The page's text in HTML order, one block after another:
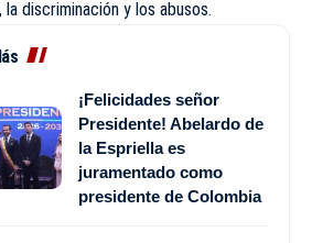
discriminación y los abusos.
¡Felicidades señor
Presidente! Abelardo de
la Espriella es
juramentado como
presidente de Colombia